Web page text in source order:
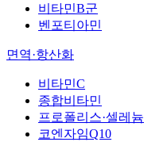
비타민B군
벤포티아민
면역·항산화
비타민C
종합비타민
프로폴리스·셀레늄
코엔자임Q10